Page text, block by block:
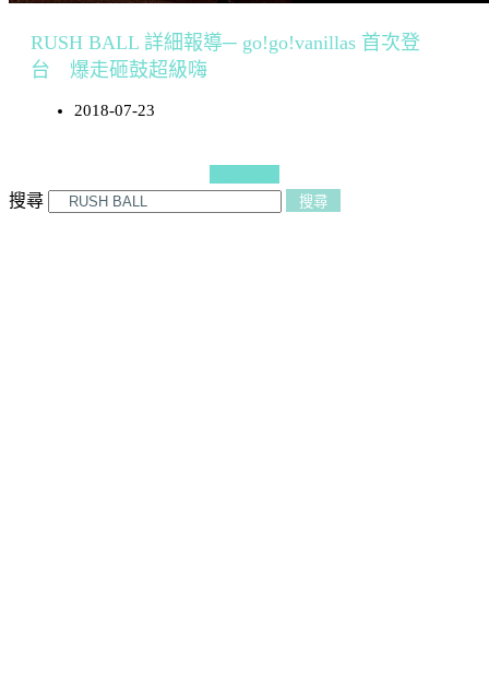
RUSH BALL 詳細報導─ go!go!vanillas 首次登
台 爆走砸鼓超級嗨
2018-07-23
搜尋
搜尋